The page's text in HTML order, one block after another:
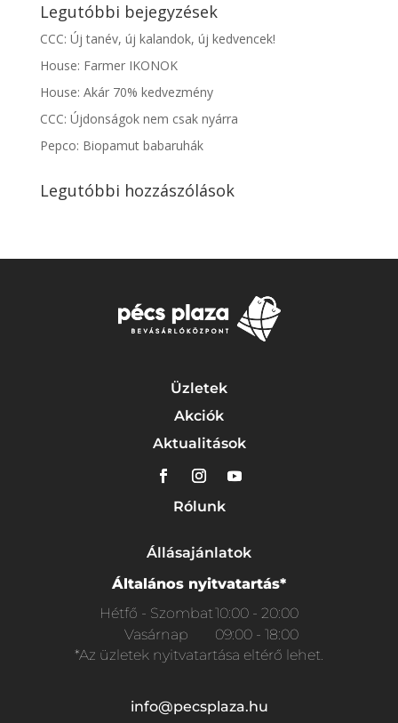
Legutóbbi bejegyzések
CCC: Új tanév, új kalandok, új kedvencek!
House: Farmer IKONOK
House: Akár 70% kedvezmény
CCC: Újdonságok nem csak nyárra
Pepco: Biopamut babaruhák
Legutóbbi hozzászólások
Üzletek
Akciók
Aktualitások
Rólunk
Állásajánlatok
Általános nyitvatartás*
Hétfő - Szombat10:00 - 20:00
Vasárnap
09:00 - 18:00
*Az üzletek nyitvatartása eltérő lehet.
info@pecsplaza.hu